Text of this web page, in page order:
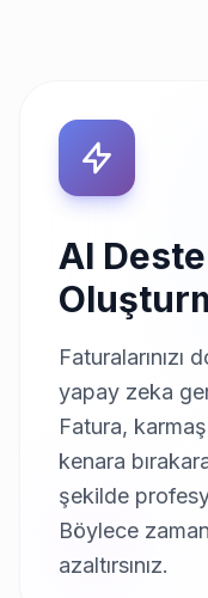
AI
Faturalarınızı
yapay zeka
Fatura,
kenara
şekilde
Böylece
azaltırsınız.